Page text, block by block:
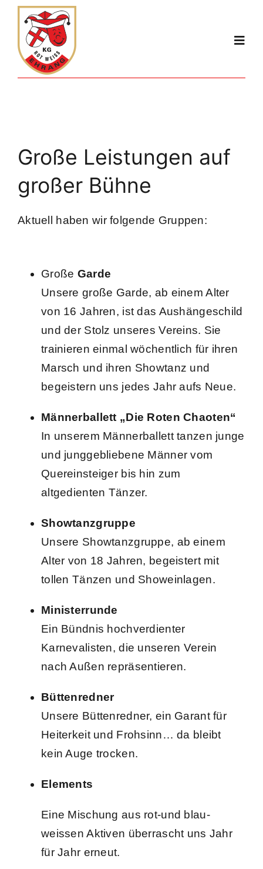
Zum
Inhalt
springen
Gruppen
Große Leistungen auf
großer Bühne
Aktuell haben wir folgende Gruppen:
Große Garde
Unsere große Garde, ab einem Alter
von 16 Jahren, ist das Aushängeschild
und der Stolz unseres Vereins. Sie
trainieren einmal wöchentlich für ihren
Marsch und ihren Showtanz und
begeistern uns jedes Jahr aufs Neue.
Männerballett „Die Roten Chaoten“
In unserem Männerballett tanzen junge
und junggebliebene Männer vom
Quereinsteiger bis hin zum
altgedienten Tänzer.
Showtanzgruppe
Unsere Showtanzgruppe, ab einem
Alter von 18 Jahren, begeistert mit
tollen Tänzen und Showeinlagen.
Ministerrunde
Ein Bündnis hochverdienter
Karnevalisten, die unseren Verein
nach Außen repräsentieren.
Büttenredner
Unsere Büttenredner, ein Garant für
Heiterkeit und Frohsinn… da bleibt
kein Auge trocken.
Elements
Eine Mischung aus rot-und blau-
weissen Aktiven überrascht uns Jahr
für Jahr erneut.